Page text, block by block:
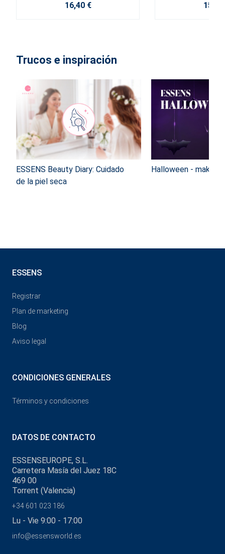
16,40 € 15,80
Trucos e inspiración
ESSENS Beauty Diary: Cuidado
de la piel seca
Halloween - make-
ESSENS
Registrar
Plan de marketing
Blog
Aviso legal
CONDICIONES GENERALES
Términos y condiciones
DATOS DE CONTACTO
ESSENSEUROPE, S.L.
Carretera Masía del Juez 18C
469 00
Torrent (Valencia)
+34 601 023 186
Lu - Vie 9:00 - 17:00
info@essensworld.es